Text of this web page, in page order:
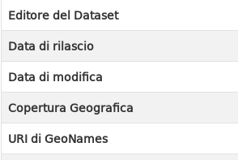
Editore del Dataset
Data di rilascio
Data di modifica
Copertura Geografica
URI di GeoNames